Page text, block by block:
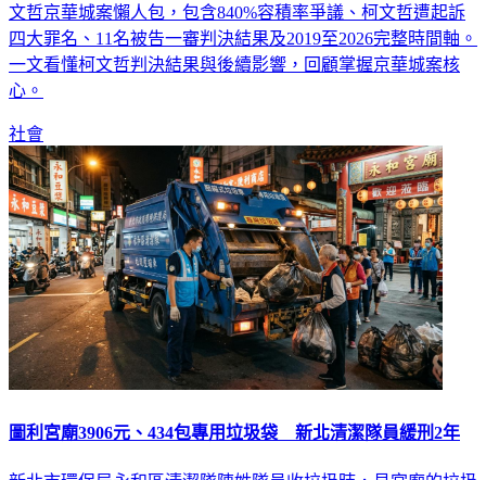
文哲有期徒刑17年、褫奪公權6年。《TVBS新聞網》整理柯
文哲京華城案懶人包，包含840%容積率爭議、柯文哲遭起訴
四大罪名、11名被告一審判決結果及2019至2026完整時間軸。
一文看懂柯文哲判決結果與後續影響，回顧掌握京華城案核
社會